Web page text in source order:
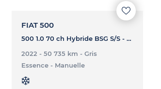
FIAT 500
500 1.0 70 ch Hybride BSG S/S - Dolcevita
2022 - 50 735 km - Gris
Essence- Manuelle